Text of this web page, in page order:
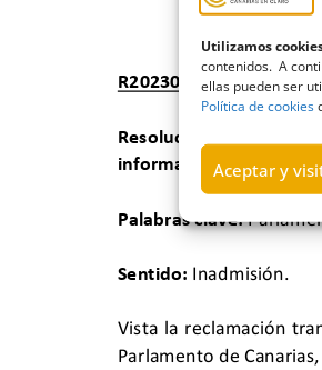
Utilizamos
contenidos. A
ellas pueden ser
Política de cookies
Aceptar y